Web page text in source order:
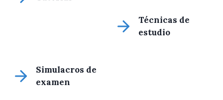
Técnicas de
estudio
Simulacros de
examen